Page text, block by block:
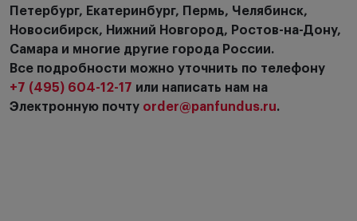
Петербург, Екатеринбург, Пермь, Челябинск,
Новосибирск, Нижний Новгород, Ростов-на-Дону,
Самара и многие другие города России.
Все подробности можно уточнить по телефону
+7 (495) 604-12-17 или написать нам на
Электронную почту order@panfundus.ru.